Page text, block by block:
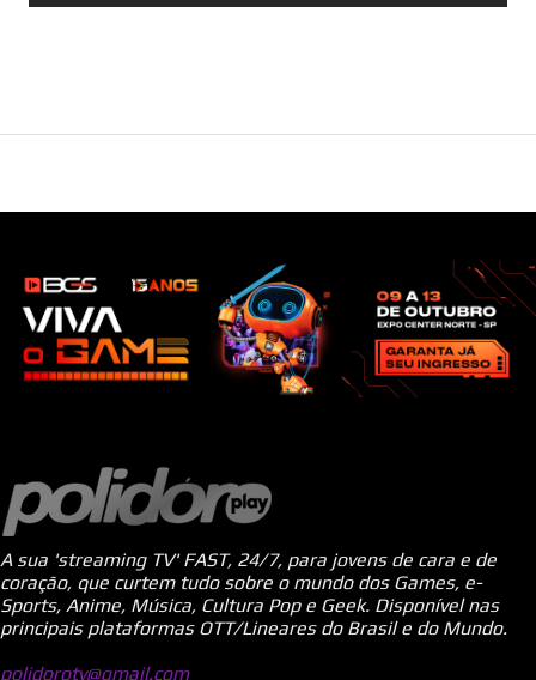
A sua 'streaming TV' FAST, 24/7, para jovens de cara e de
coração, que curtem tudo sobre o mundo dos Games, e-
Sports, Anime, Música, Cultura Pop e Geek. Disponível nas
principais plataformas OTT/Lineares do Brasil e do Mundo.
polidorotv@gmail.com